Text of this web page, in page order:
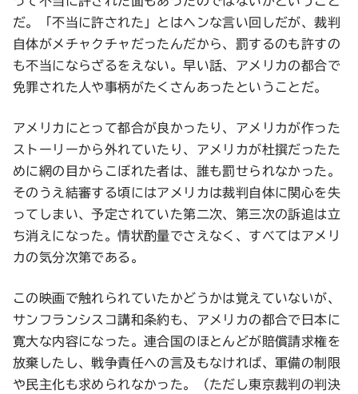
だ。「不当に許された」とはヘンな言い回しだが、裁判
自体がメチャクチャだったんだから、罰するのも許すの
も不当にならざるをえない。早い話、アメリカの都合で
免罪された人や事柄がたくさんあったということだ。
アメリカにとって都合が良かったり、アメリカが作った
ストーリーから外れていたり、アメリカが杜撰だったた
めに網の目からこぼれた者は、誰も罰せられなかった。
そのうえ結審する頃にはアメリカは裁判自体に関心を失
ってしまい、予定されていた第二次、第三次の訴追は立
ち消えになった。情状酌量でさえなく、すべてはアメリ
カの気分次第である。
この映画で触れられていたかどうかは覚えていないが、
サンフランシスコ講和条約も、アメリカの都合で日本に
寛大な内容になった。連合国のほとんどが賠償請求権を
放棄したし、戦争責任への言及もなければ、軍備の制限
や民主化も求められなかった。（ただし東京裁判の判決